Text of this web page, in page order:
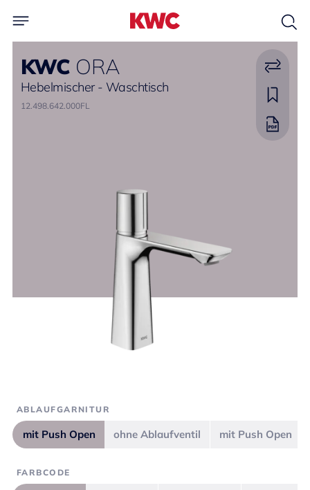
KWC ORA
Hebelmischer - Waschtisch
12.498.642.000FL
ABLAUFGARNITUR
mit Push Open ohne Ablaufventil mit Push Open
FARBCODE